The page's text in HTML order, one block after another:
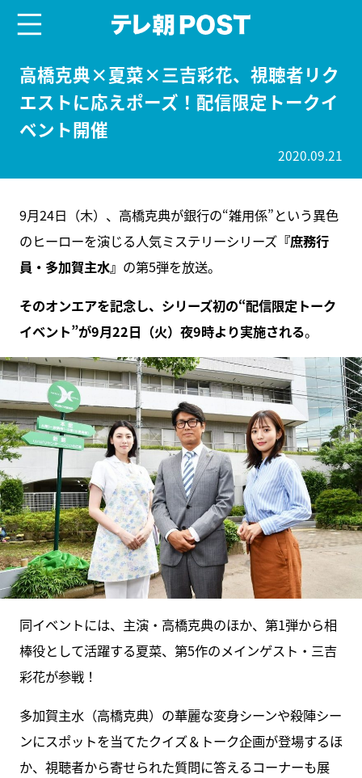
高橋克典×夏菜×三吉彩花、視聴者リク
エストに応えポーズ！配信限定トークイ
ベント開催
2020.09.21
9月24日（木）、高橋克典が銀行の“雑用係”という異色
のヒーローを演じる人気ミステリーシリーズ『庶務行
員・多加賀主水』 の第5弾を放送。
そのオンエアを記念し、シリーズ初の“配信限定トーク
イベント”が9月22日（火）夜9時より実施される。
同イベントには、主演・高橋克典のほか、第1弾から相
棒役として活躍する夏菜、第5作のメインゲスト・三吉
彩花が参戦！
多加賀主水（高橋克典）の華麗な変身シーンや殺陣シー
ンにスポットを当てたクイズ＆トーク企画が登場するほ
か、視聴者から寄せられた質問に答えるコーナーも展